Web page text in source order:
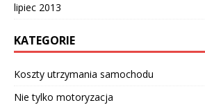
lipiec 2013
KATEGORIE
Koszty utrzymania samochodu
Nie tylko motoryzacja